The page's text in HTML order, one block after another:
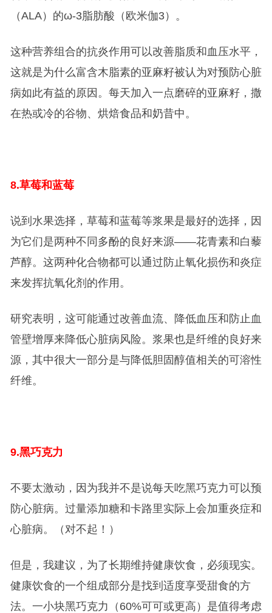
（ALA）的ω-3脂肪酸（欧米伽3）。
这种营养组合的抗炎作用可以改善脂质和血压水平，
这就是为什么富含木脂素的亚麻籽被认为对预防心脏
病如此有益的原因。每天加入一点磨碎的亚麻籽，撒
在热或冷的谷物、烘焙食品和奶昔中。
8.草莓和蓝莓
说到水果选择，草莓和蓝莓等浆果是最好的选择，因
为它们是两种不同多酚的良好来源——花青素和白藜
芦醇。这两种化合物都可以通过防止氧化损伤和炎症
来发挥抗氧化剂的作用。
研究表明，这可能通过改善血流、降低血压和防止血
管壁增厚来降低心脏病风险。浆果也是纤维的良好来
源，其中很大一部分是与降低胆固醇值相关的可溶性
纤维。
9.黑巧克力
不要太激动，因为我并不是说每天吃黑巧克力可以预
防心脏病。过量添加糖和卡路里实际上会加重炎症和
心脏病。（对不起！）
但是，我建议，为了长期维持健康饮食，必须现实。
健康饮食的一个组成部分是找到适度享受甜食的方
法。一小块黑巧克力（60%可可或更高）是值得考虑